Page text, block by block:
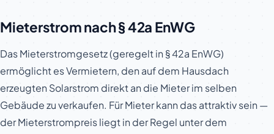
Mieterstrom nach § 42a EnWG
Das Mieterstromgesetz (geregelt in § 42a EnWG)
ermöglicht es Vermietern, den auf dem Hausdach
erzeugten Solarstrom direkt an die Mieter im selben
Gebäude zu verkaufen. Für Mieter kann das attraktiv sein —
der Mieterstrompreis liegt in der Regel unter dem